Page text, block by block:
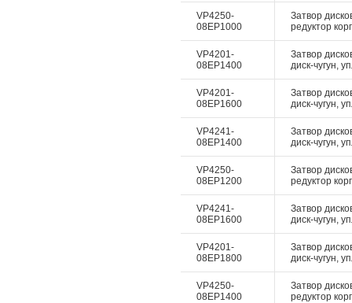
VP4250-
08EP1000
Затвор
редуктор
VP4201-
08EP1400
Затвор
диск-чугун,
VP4201-
08EP1600
Затвор
диск-чугун,
VP4241-
08EP1400
Затвор
диск-чугун,
VP4250-
08EP1200
Затвор
редуктор
VP4241-
08EP1600
Затвор
диск-чугун,
VP4201-
08EP1800
Затвор
диск-чугун,
VP4250-
08EP1400
Затвор
редуктор